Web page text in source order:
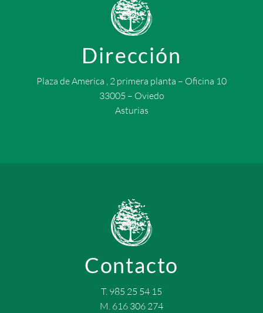
Dirección
Plaza de America , 2 primera planta – Oficina 10
33005 – Oviedo
Asturias
Contacto
T. 985 25 54 15
M. 616 306 274